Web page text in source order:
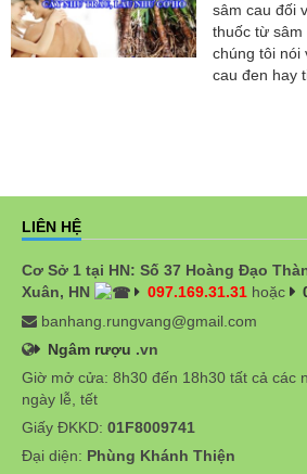
sâm cau đối
thuốc từ sâm
chúng tôi nói
cau đen hay
LIÊN HỆ
Cơ Sở 1 tại HN: Số 37 Hoàng Đạo
Xuân, HN
097.169.31.31 hoặc
banhang.rungvang@gmail.com
Ngâm rượu .vn
Giờ mở cửa: 8h30 đến 18h30 tất cả các
ngày lễ, tết
Giấy ĐKKD: 01F8009741
Đại diện: Phùng Khánh Thiện